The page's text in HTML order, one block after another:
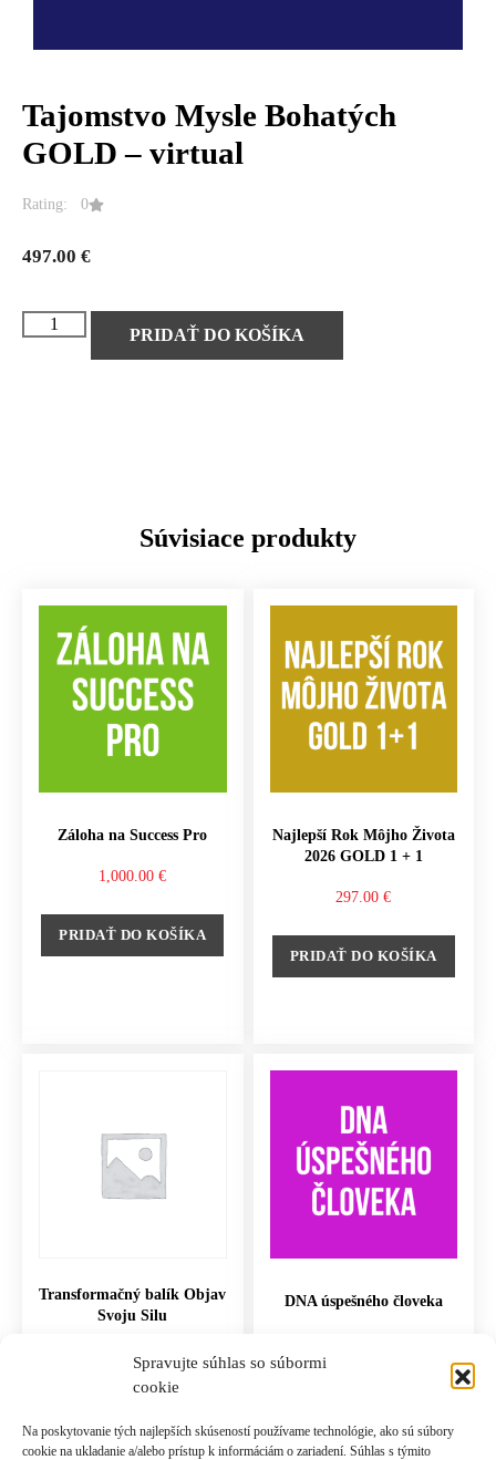
Spravujte súhlas so súbormi
cookie
Na poskytovanie tých najlepších skúseností používame technológie, ako sú súbory
cookie na ukladanie a/alebo prístup k informáciám o zariadení. Súhlas s týmito
Tajomstvo Mysle Bohatých
GOLD – virtual
Rating: 0
497.00 €
PRIDAŤ DO KOŠÍKA
Súvisiace produkty
Záloha na Success Pro
1,000.00€
PRIDAŤ DO KOŠÍKA
Najlepší Rok Môjho Života
2026 GOLD 1 + 1
297.00€
PRIDAŤ DO KOŠÍKA
Transformačný balík Objav
Svoju Silu
997.00
DNA úspešného človeka